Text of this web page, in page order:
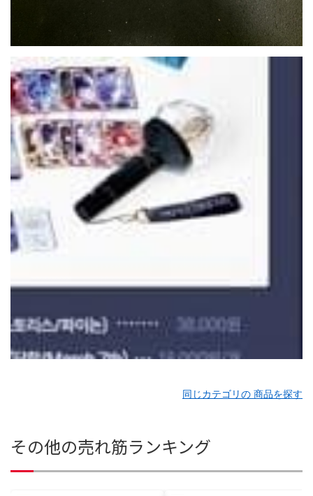
同じカテゴリの 商品を探す
その他の売れ筋ランキング